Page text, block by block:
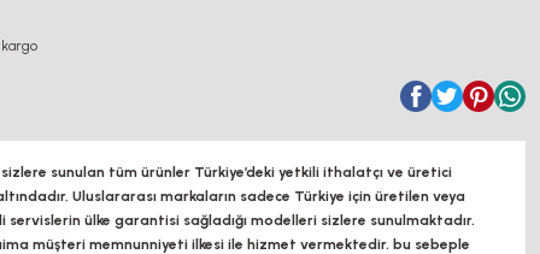
kargo
sunulan tüm ürünler Türkiye’deki yetkili ithalatçı ve üretici
Uluslararası markaların sadece Türkiye için üretilen veya
ülke garantisi sağladığı modelleri sizlere sunulmaktadır.
müşteri memnunniyeti ilkesi ile hizmet vermektedir. bu sebeple